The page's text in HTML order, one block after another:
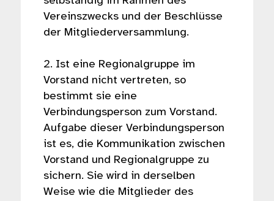
Vereinszwecks und der Beschlüsse
der Mitgliederversammlung.
2. Ist eine Regionalgruppe im
Vorstand nicht vertreten, so
bestimmt sie eine
Verbindungsperson zum Vorstand.
Aufgabe dieser Verbindungsperson
ist es, die Kommunikation zwischen
Vorstand und Regionalgruppe zu
sichern. Sie wird in derselben
Weise wie die Mitglieder des